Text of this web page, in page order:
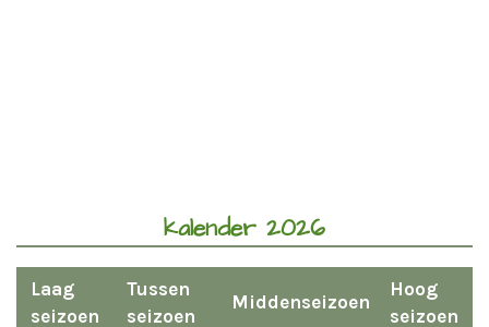
kalender 2026
Laag
seizoen
Tussen
seizoen
Middenseizoen
Hoog
seizoen